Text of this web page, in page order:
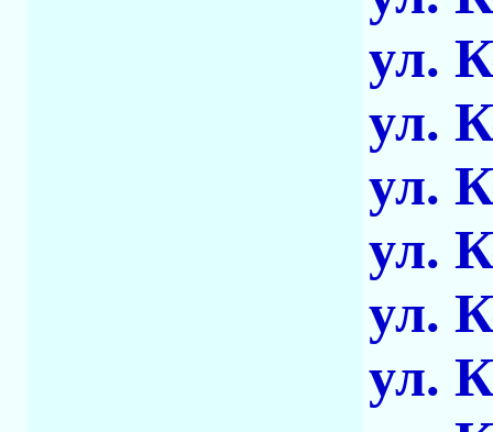
ул.
ул.
ул.
ул.
ул.
ул.